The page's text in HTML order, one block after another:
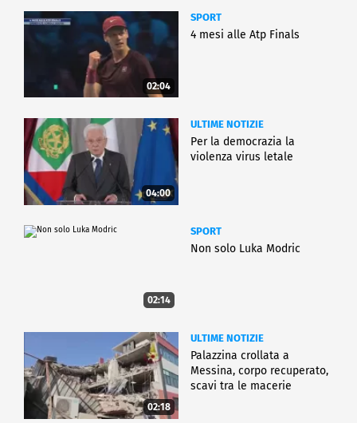
02:04
SPORT
4 mesi alle Atp Finals
04:00
ULTIME NOTIZIE
Per la democrazia la
violenza virus letale
02:14
SPORT
Non solo Luka Modric
02:18
ULTIME NOTIZIE
Palazzina crollata a
Messina, corpo recuperato,
scavi tra le macerie